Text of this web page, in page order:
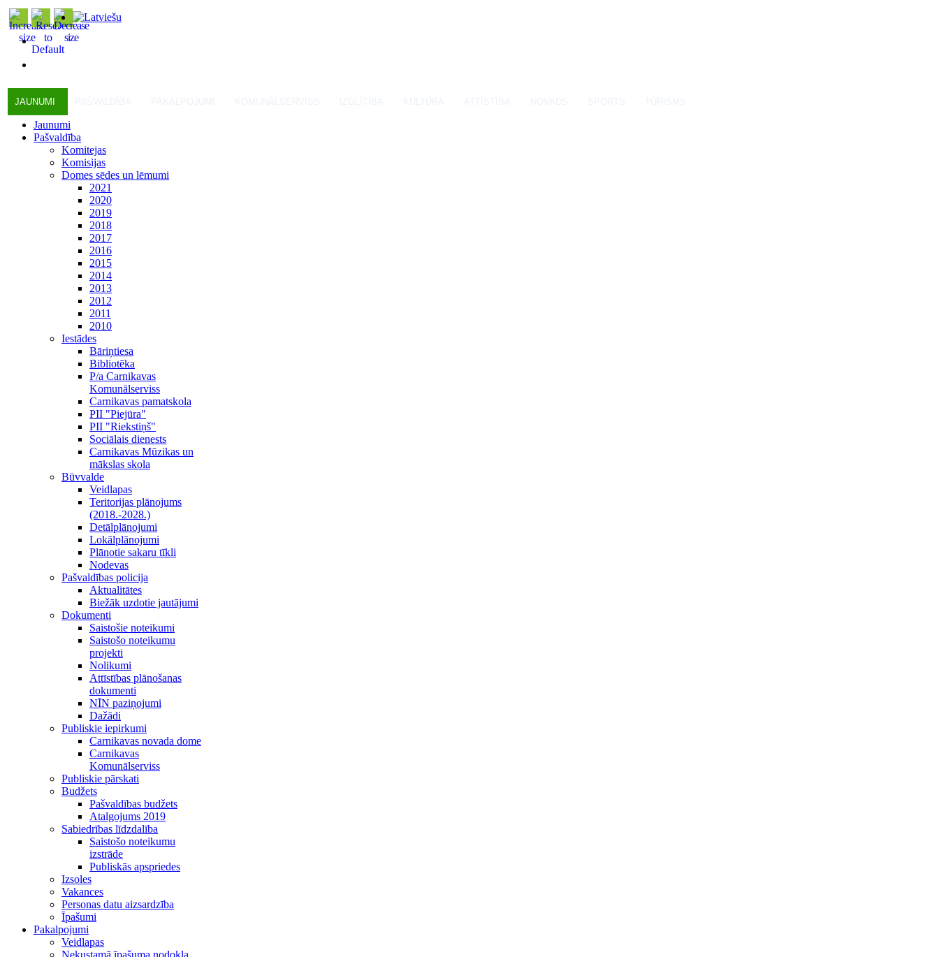
JAUNUMI
Jaunumi
Pašvaldība
Komitejas
Komisijas
Domes sēdes un lēmumi
2021
2020
2019
2018
2017
2016
2015
2014
2013
2012
2011
2010
Iestādes
Bāriņtiesa
Bibliotēka
P/a Carnikavas
Komunālserviss
Carnikavas pamatskola
PII "Piejūra"
PII "Riekstiņš"
Sociālais dienests
Carnikavas Mūzikas un
mākslas skola
Būvvalde
Veidlapas
Teritorijas plānojums
(2018.-2028.)
Detālplānojumi
Lokālplānojumi
Plānotie sakaru tīkli
Nodevas
Pašvaldības policija
Aktualitātes
Biežāk uzdotie jautājumi
Dokumenti
Saistošie noteikumi
Saistošo noteikumu
projekti
Nolikumi
Attīstības plānošanas
dokumenti
NĪN paziņojumi
Dažādi
Publiskie iepirkumi
Carnikavas novada dome
Carnikavas
Komunālserviss
Publiskie pārskati
Budžets
Pašvaldības budžets
Atalgojums 2019
Sabiedrības līdzdalība
Saistošo noteikumu
izstrāde
Publiskās apspriedes
Izsoles
Vakances
Personas datu aizsardzība
Īpašumi
Pakalpojumi
Veidlapas